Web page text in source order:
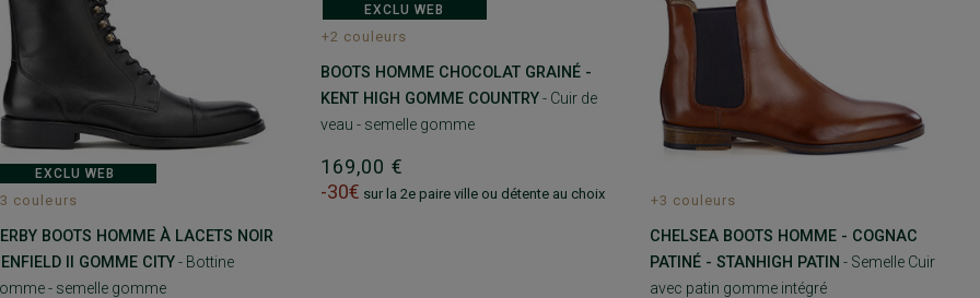
EXCLU WEB
couleurs
BOOTS HOMME À LACETS NOIR
II GOMME CITY- Bottine
- semelle gomme
EXCLU WEB
+2 couleurs
BOOTS HOMME CHOCOLAT GRAINÉ -
KENT HIGH GOMME COUNTRY- Cuir de
veau - semelle gomme
169,00 €
-30€ sur la 2e paire ville ou détente au choix +3 couleurs
CHELSEA BOOTS HOMME - COGNAC
PATINÉ - STANHIGH PATIN - Semelle Cuir
avec patin gomme intégré